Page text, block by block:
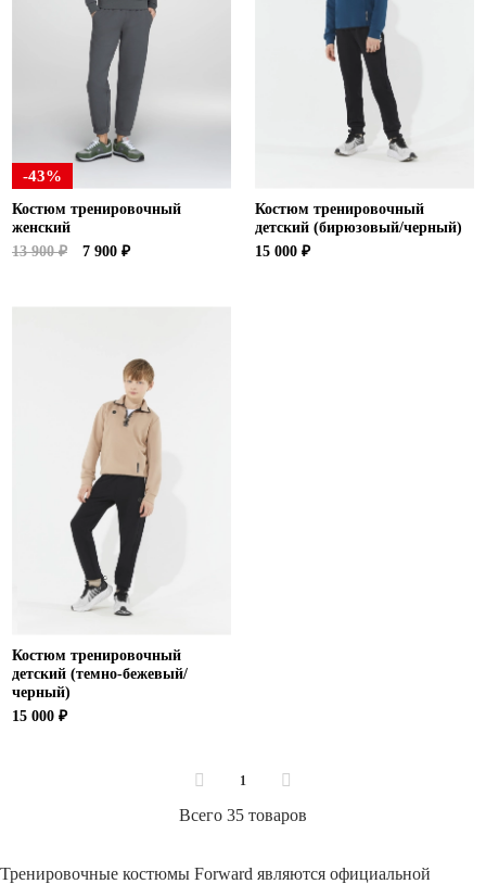
-43%
Костюм тренировочный
женский
13 900 ₽
7 900 ₽
Костюм тренировочный
детский (бирюзовый/черный)
15 000 ₽
Костюм тренировочный
детский (темно-бежевый/
черный)
15 000 ₽
1
Всего 35 товаров
Тренировочные костюмы Forward являются официальной